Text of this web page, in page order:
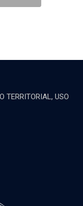
TERRITORIAL, USO